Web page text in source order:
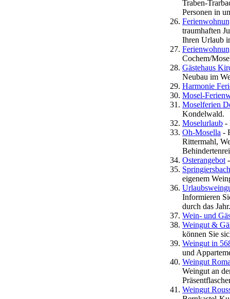
Traben-
Personen in
traumhaften
Ihren Urlaub
Cochem/
Gästehaus
Neubau im
Harmonie
Mosel-
Moselferien
Kondelwald.
Moselurlaub -
Oh-Mosella -
Rittermahl,
Osterangebot
eigenem
Informieren
durch das Jahr.
Wein- und
Weingut &
können Sie
Weingut in
und
Weingut
Weingut an
Weingut